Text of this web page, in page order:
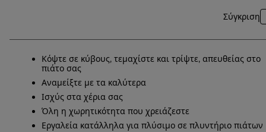
Σύγκριση
Κόψτε σε κύβους, τεμαχίστε και τρίψτε, απευθείας στο
πιάτο σας
Αναμείξτε με τα καλύτερα
Ισχύς στα χέρια σας
Όλη η χωρητικότητα που χρειάζεστε
Εργαλεία κατάλληλα για πλύσιμο σε πλυντήριο πιάτων